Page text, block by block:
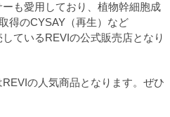
も愛用しており、植物幹細胞成
得のCYSAY（再生）など
ているREVIの公式販売店となり
の人気商品となります。ぜひ